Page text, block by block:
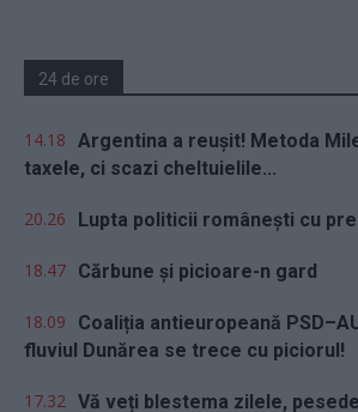
24 de ore
14.18 Argentina a reușit! Metoda
taxele, ci scazi cheltuielile...
20.26 Lupta politicii românești cu
18.47 Cărbune și picioare-n gard
18.09
Coaliția antieuropeană
fluviul Dunărea se trece cu piciorul!
17.32 Vă veți blestema zilele,